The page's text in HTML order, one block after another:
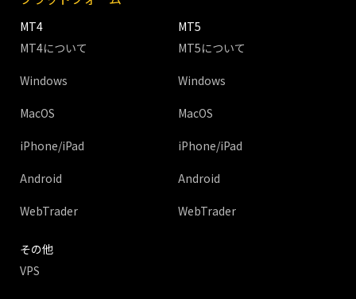
MT4
MT4について
Windows
MacOS
iPhone/iPad
Android
WebTrader
MT5
MT5について
Windows
MacOS
iPhone/iPad
Android
WebTrader
その他
VPS